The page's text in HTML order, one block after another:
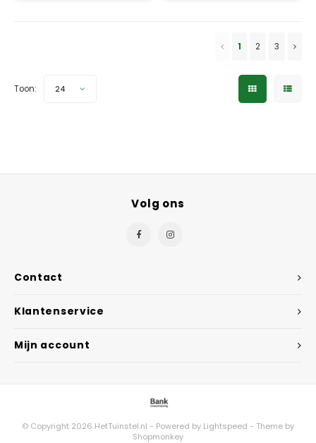
1 2 3
Toon: 24
Contact
Volg ons
Klantenservice
Mijn account
© Copyright 2026 HetTuinstel.nl - Powered by Lightspeed - Theme by
Shopmonkey